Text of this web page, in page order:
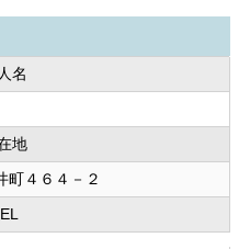
名
地
町４６４－２